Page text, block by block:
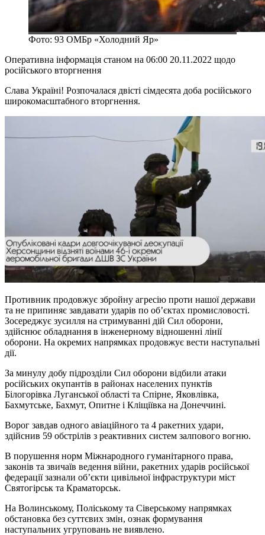
Фото: 93 ОМБр «Холодний Яр»
Оперативна інформація станом на 06:00 20.11.2022 щодо
російського вторгнення
Слава Україні! Розпочалася двісті сімдесята доба російського
широкомасштабного вторгнення.
Противник продовжує збройну агресію проти нашої держави
та не припиняє завдавати ударів по об’єктах промисловості.
Зосереджує зусилля на стримуванні дій Сил оборони,
здійснює обладнання в інженерному відношенні лінії
оборони. На окремих напрямках продовжує вести наступальні
дії.
За минулу добу підрозділи Сил оборони відбили атаки
російських окупантів в районах населених пунктів
Білогорівка Луганської області та Спірне, Яковлівка,
Бахмутське, Бахмут, Опитне і Кліщіївка на Донеччині.
Ворог завдав одного авіаційного та 4 ракетних удари,
здійснив 59 обстрілів з реактивних систем залпового вогню.
В порушення норм Міжнародного гуманітарного права,
законів та звичаїв ведення війни, ракетних ударів російської
федерації зазнали об’єкти цивільної інфраструктури міст
Святогірськ та Краматорськ.
На Волинському, Поліському та Сіверському напрямках
обстановка без суттєвих змін, ознак формування
наступальних угруповань не виявлено.